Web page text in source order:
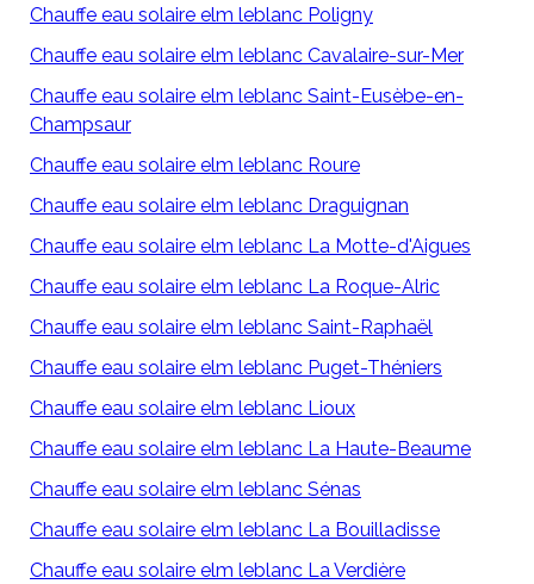
Chauffe eau solaire elm leblanc Poligny
Chauffe eau solaire elm leblanc Cavalaire-sur-Mer
Chauffe eau solaire elm leblanc Saint-Eusèbe-en-
Champsaur
Chauffe eau solaire elm leblanc Roure
Chauffe eau solaire elm leblanc Draguignan
Chauffe eau solaire elm leblanc La Motte-d'Aigues
Chauffe eau solaire elm leblanc La Roque-Alric
Chauffe eau solaire elm leblanc Saint-Raphaël
Chauffe eau solaire elm leblanc Puget-Théniers
Chauffe eau solaire elm leblanc Lioux
Chauffe eau solaire elm leblanc La Haute-Beaume
Chauffe eau solaire elm leblanc Sénas
Chauffe eau solaire elm leblanc La Bouilladisse
Chauffe eau solaire elm leblanc La Verdière